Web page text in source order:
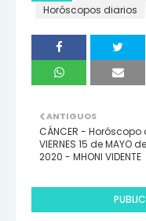
Horóscopos diarios
ANTIGUOS
CÁNCER - Horóscopo
VIERNES 15 de MAYO
2020 - MHONI VIDENTE